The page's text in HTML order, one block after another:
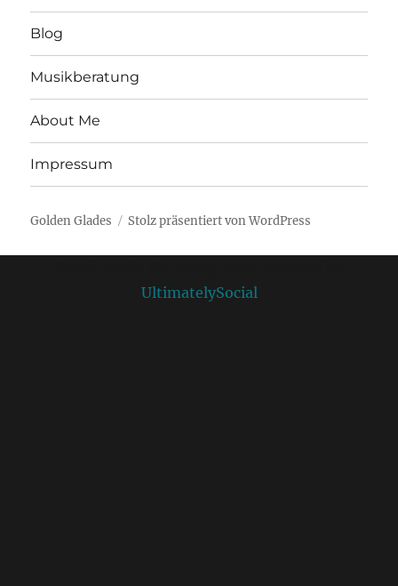
Blog
Musikberatung
About Me
Impressum
Golden Glades Stolz präsentiert von WordPress
UltimatelySocial